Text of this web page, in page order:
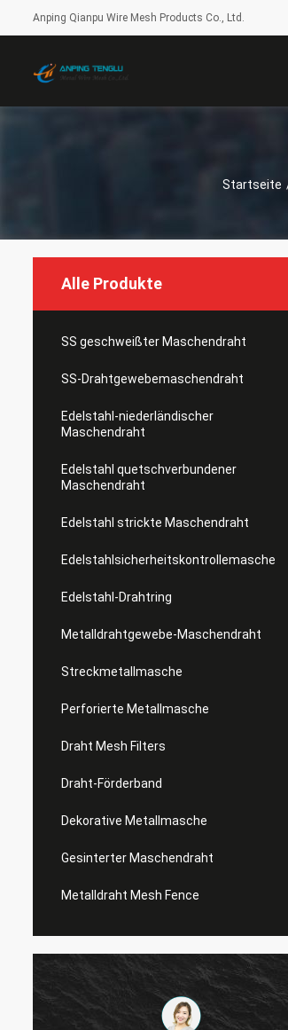
Anping Qianpu Wire Mesh Products Co., Ltd.
Startseite
Alle Produkte
SS geschweißter Maschendraht
SS-Drahtgewebemaschendraht
Edelstahl-niederländischer
Maschendraht
Edelstahl quetschverbundener
Maschendraht
Edelstahl strickte Maschendraht
Edelstahlsicherheitskontrollemasche
Edelstahl-Drahtring
Metalldrahtgewebe-Maschendraht
Streckmetallmasche
Perforierte Metallmasche
Draht Mesh Filters
Draht-Förderband
Dekorative Metallmasche
Gesinterter Maschendraht
Metalldraht Mesh Fence